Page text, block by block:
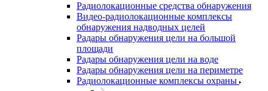
Радиолокационные средства обнаружения
Видео-радиолокационные комплексы
обнаружения надводных целей
Радары обнаружения цели на большой
площади
Радары обнаружения цели на воде
Радары обнаружения цели на периметре
Радиолокационные комплексы охраны